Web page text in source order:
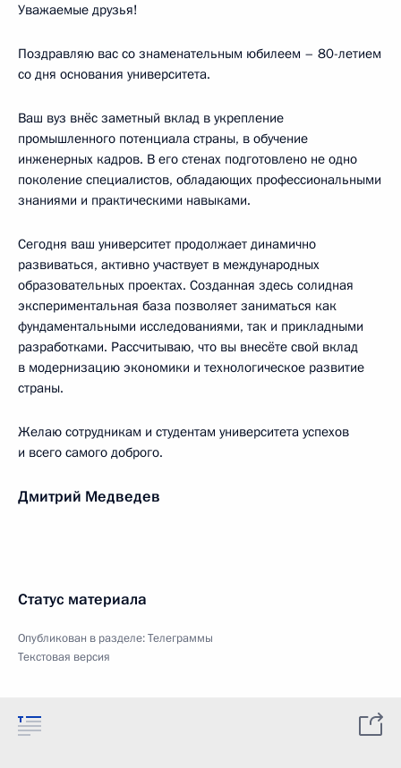
Уважаемые друзья!
Поздравляю вас со знаменательным юбилеем – 80-летием
со дня основания университета.
Ваш вуз внёс заметный вклад в укрепление
промышленного потенциала страны, в обучение
инженерных кадров. В его стенах подготовлено не одно
поколение специалистов, обладающих профессиональными
знаниями и практическими навыками.
Сегодня ваш университет продолжает динамично
развиваться, активно участвует в международных
образовательных проектах. Созданная здесь солидная
экспериментальная база позволяет заниматься как
фундаментальными исследованиями, так и прикладными
разработками. Рассчитываю, что вы внесёте свой вклад
в модернизацию экономики и технологическое развитие
страны.
Желаю сотрудникам и студентам университета успехов
и всего самого доброго.
Дмитрий Медведев
Статус материала
Опубликован в разделе:Телеграммы
Текстовая версия